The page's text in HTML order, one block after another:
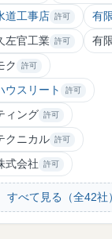
道工事店 許可 有
左官工業 許可 有
ク 許可
ウスリート 許可
ィング 許可
クニカル 許可
式会社 許可
すべて見る（全42